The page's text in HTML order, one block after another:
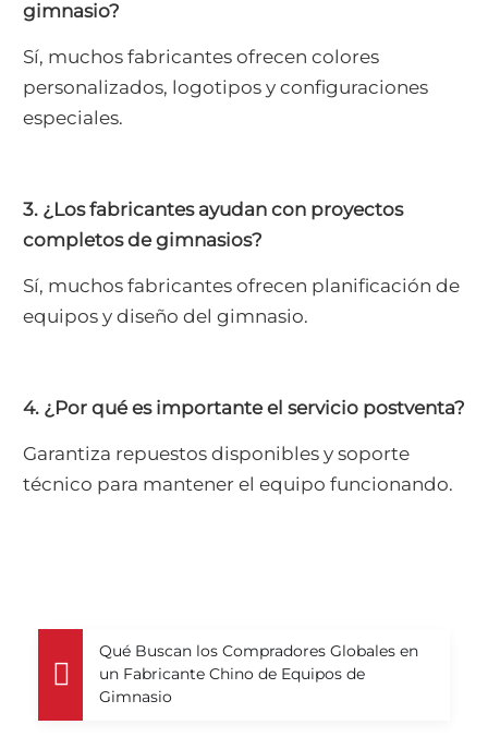
gimnasio?
Sí, muchos fabricantes ofrecen colores
personalizados, logotipos y configuraciones
especiales.
3. ¿Los fabricantes ayudan con proyectos
completos de gimnasios?
Sí, muchos fabricantes ofrecen planificación de
equipos y diseño del gimnasio.
4. ¿Por qué es importante el servicio postventa?
Garantiza repuestos disponibles y soporte
técnico para mantener el equipo funcionando.
Qué Buscan los Compradores Globales en
un Fabricante Chino de Equipos de
Gimnasio